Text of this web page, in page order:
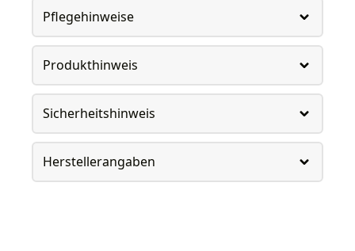
Pflegehinweise
Produkthinweis
Sicherheitshinweis
Herstellerangaben